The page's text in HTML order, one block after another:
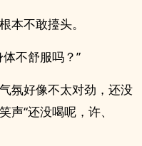
本不敢擡头。
不舒服吗？”
氛好像不太对劲，还没
“还没喝呢，许、